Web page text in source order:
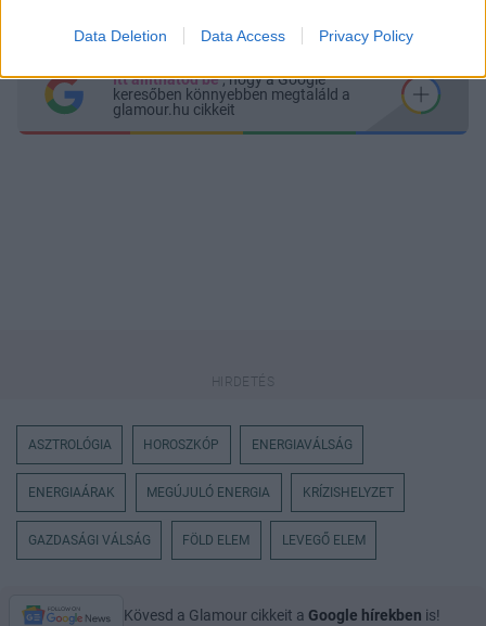
Data Deletion Data Access Privacy Policy
Itt állíthatod be, hogy a Google
keresőben könnyebben megtaláld a
glamour.hu cikkeit
ASZTROLÓGIA HOROSZKÓP ENERGIAVÁLSÁG
ENERGIAÁRAK MEGÚJULÓ ENERGIA KRÍZISHELYZET
GAZDASÁGI VÁLSÁG FÖLD ELEM LEVEGŐ ELEM
Kövesd a Glamour cikkeit a Google hírekben is!